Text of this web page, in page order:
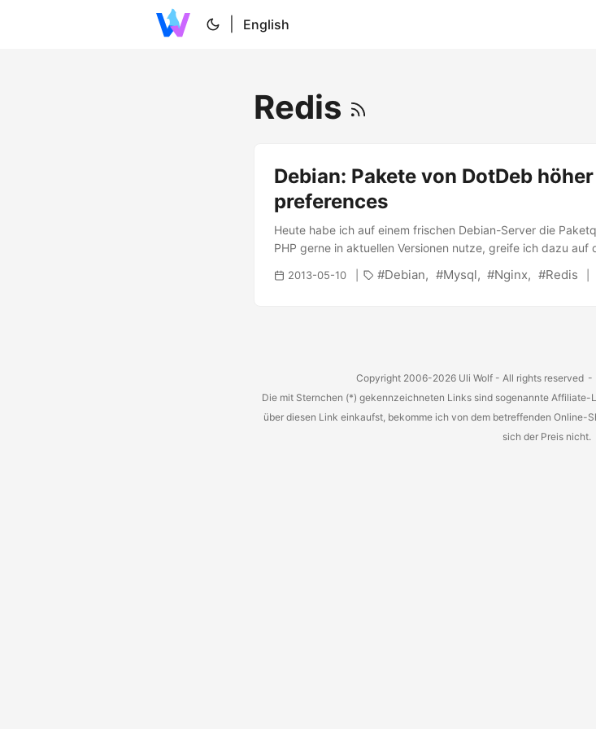
English
Redis
Debian: Pakete von DotDeb
preferences
Heute habe ich auf einem frischen Debian-Server die
PHP gerne in aktuellen Versionen nutze, greife ich dazu auf
dieses einbindet, findet sich hier, jedoch steht dort nicht,
die Standard-Repositories. Das ist jedoch recht einfach: 1 2
2013-05-10 Debian Mysql Nginx Redis
Copyright 2006-2026 Uli Wolf - All rights reserved -
Die mit Sternchen (*) gekennzeichneten Links sind sogenannte
über diesen Link einkaufst, bekomme ich von dem betreffenden Online-
sich der Preis nicht.